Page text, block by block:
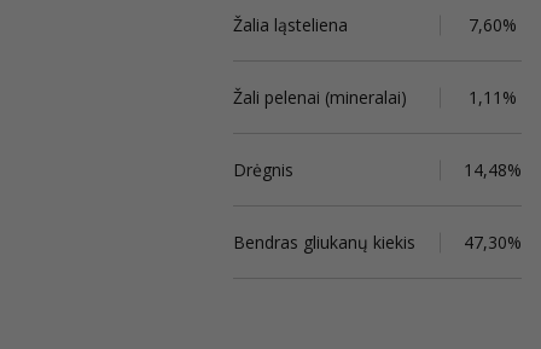
Žalia ląsteliena 7,60%
Žali pelenai (mineralai) 1,11%
Drėgnis 14,48%
Bendras gliukanų kiekis 47,30%